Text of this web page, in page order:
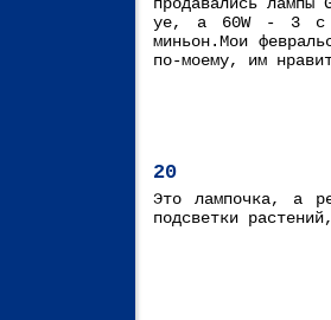
уе, а 60W - 3 с
миньон.Мои
по-моему, им
20
Это лампочка, а
подсветки